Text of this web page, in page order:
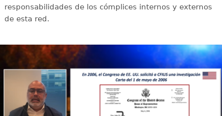
responsabilidades de los cómplices internos y externos
de esta red.